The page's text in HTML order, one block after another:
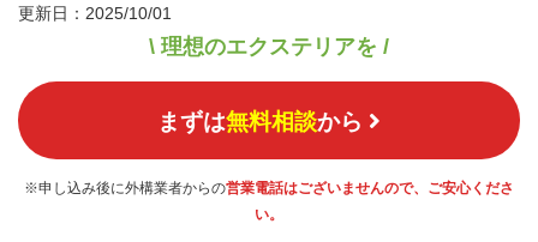
更新日：2025/10/01
\ 理想のエクステリアを /
まずは無料相談から
※申し込み後に外構業者からの営業電話はございませんので、ご安心くださ
い。